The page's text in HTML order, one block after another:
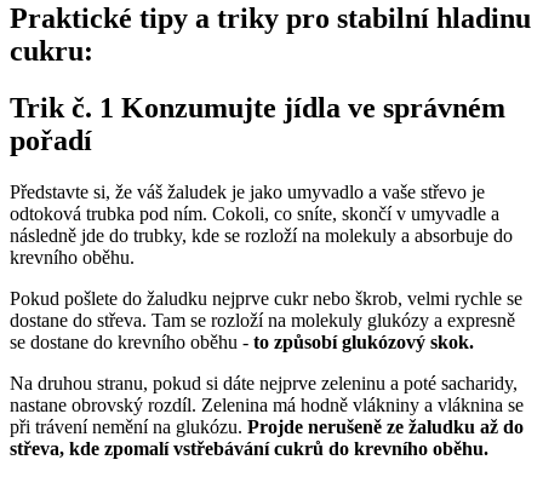
Praktické tipy a triky pro stabilní hladinu
cukru:
Trik č. 1 Konzumujte jídla ve správném
pořadí
Představte si, že váš žaludek je jako umyvadlo a vaše střevo je
odtoková trubka pod ním. Cokoli, co sníte, skončí v umyvadle a
následně jde do trubky, kde se rozloží na molekuly a absorbuje do
krevního oběhu.
Pokud pošlete do žaludku nejprve cukr nebo škrob, velmi rychle se
dostane do střeva. Tam se rozloží na molekuly glukózy a expresně
se dostane do krevního oběhu - to způsobí glukózový skok.
Na druhou stranu, pokud si dáte nejprve zeleninu a poté sacharidy,
nastane obrovský rozdíl. Zelenina má hodně vlákniny a vláknina se
při trávení nemění na glukózu. Projde nerušeně ze žaludku až do
střeva, kde zpomalí vstřebávání cukrů do krevního oběhu.